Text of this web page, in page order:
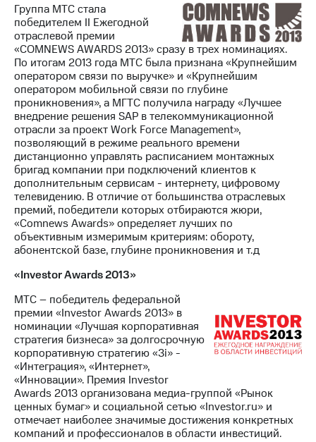
Группа МТС стала
победителем II Ежегодной
отраслевой премии
«COMNEWS AWARDS 2013» сразу в трех номинациях.
По итогам 2013 года МТС была признана «Крупнейшим
оператором связи по выручке» и «Крупнейшим
оператором мобильной связи по глубине
проникновения», а МГТС получила награду «Лучшее
внедрение решения SAP в телекоммуникационной
отрасли за проект Work Force Management»,
позволяющий в режиме реального времени
дистанционно управлять расписанием монтажных
бригад компании при подключений клиентов к
дополнительным сервисам - интернету, цифровому
телевидению. В отличие от большинства отраслевых
премий, победители которых отбираются жюри,
«Comnews Awards» определяет лучших по
объективным измеримым критериям: обороту,
абонентской базе, глубине проникновения и т.д
«Investor Awards 2013»
МТС – победитель федеральной
премии «Investor Awards 2013» в
номинации «Лучшая корпоративная
стратегия бизнеса» за долгосрочную
корпоративную стратегию «3i» -
«Интеграция», «Интернет»,
«Инновации». Премия Investor
Awards 2013 организована медиа-группой «Рынок
ценных бумаг» и социальной сетью «Investor.ru» и
отмечает наиболее значимые достижения конкретных
компаний и профессионалов в области инвестиций.